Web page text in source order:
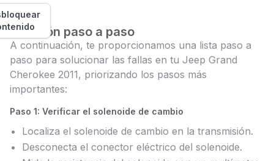
Solución paso a paso
A continuación, te proporcionamos una lista paso a
paso para solucionar las fallas en tu Jeep Grand
Cherokee 2011, priorizando los pasos más
importantes:
Paso 1: Verificar el solenoide de cambio
Localiza el solenoide de cambio en la transmisión.
Desconecta el conector eléctrico del solenoide.